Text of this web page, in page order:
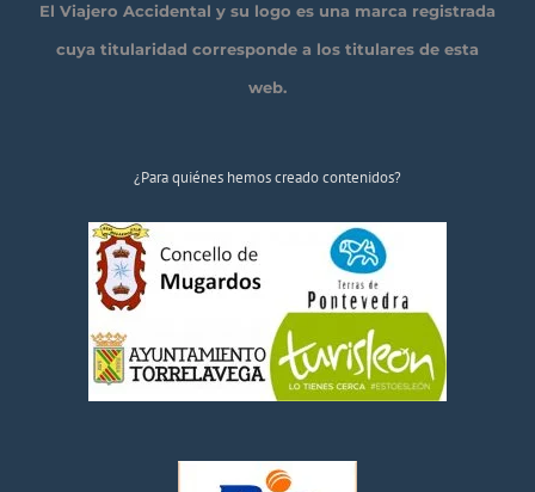
El Viajero Accidental y su logo es una marca registrada
cuya titularidad corresponde a los titulares de esta
web.
¿Para quiénes hemos creado contenidos?